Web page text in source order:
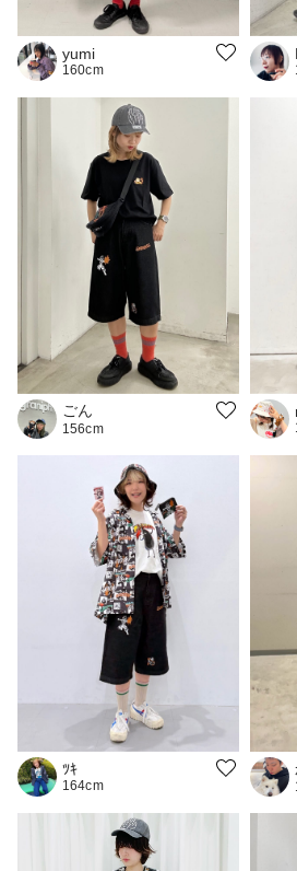
yumi
160cm
ごん
156cm
ﾂｷ
164cm